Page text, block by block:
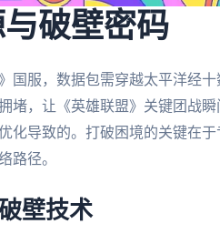
破壁密码
国服，数据包需穿越太平洋经十
堵，让《英雄联盟》关键团战瞬
化导致的。打破困境的关键在
路径。
壁技术